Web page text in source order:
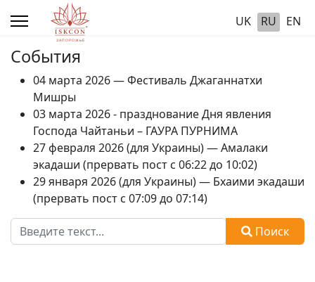
UK RU EN
События
04 марта 2026 — Фестиваль Джаганнатхи
Мишры
03 марта 2026 - празднование Дня явления
Господа Чайтаньи – ГАУРА ПУРНИМА
27 февраля 2026 (для Украины) — Амалаки
экадаши (прервать пост с 06:22 до 10:02)
29 января 2026 (для Украины) — Бхаими экадаши
(прервать пост с 07:09 до 07:14)
Поиск
Поиск